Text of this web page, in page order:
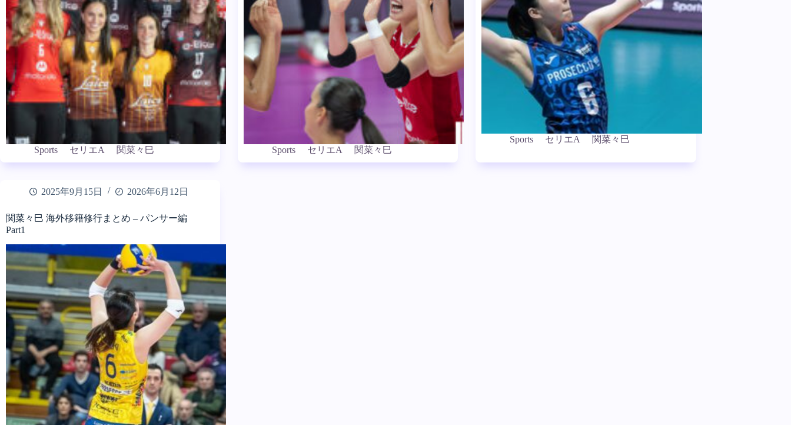
Sports セリエA 関菜々巳 Sports セリエA 関菜々巳
Sports セリエA 関菜々巳
2025年9月15日 2026年6月12日
関菜々巳 海外移籍修行まとめ – パンサー編
Part1